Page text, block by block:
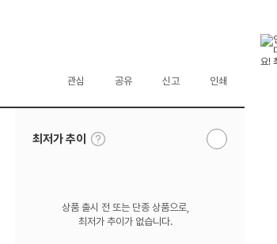
관심 공유 신고 인쇄
최저가 추이
툴
팁
알
상품 출시 전 또는 단종 상품으로,
최저가 추이가 없습니다.